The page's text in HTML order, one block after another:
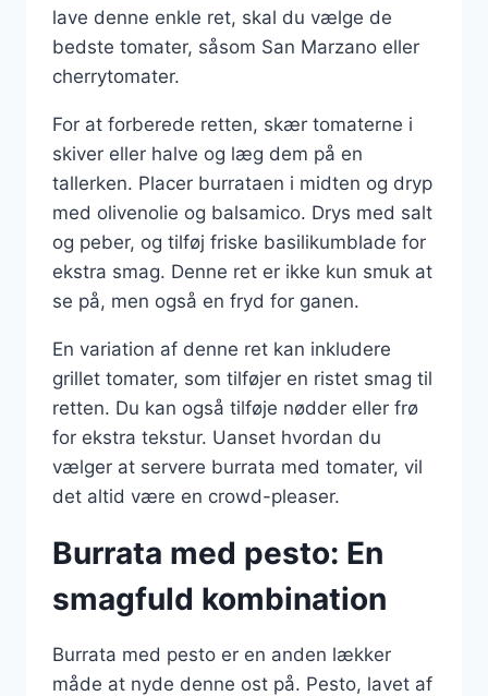
lave denne enkle ret, skal du vælge de
bedste tomater, såsom San Marzano eller
cherrytomater.
For at forberede retten, skær tomaterne i
skiver eller halve og læg dem på en
tallerken. Placer burrataen i midten og dryp
med olivenolie og balsamico. Drys med salt
og peber, og tilføj friske basilikumblade for
ekstra smag. Denne ret er ikke kun smuk at
se på, men også en fryd for ganen.
En variation af denne ret kan inkludere
grillet tomater, som tilføjer en ristet smag til
retten. Du kan også tilføje nødder eller frø
for ekstra tekstur. Uanset hvordan du
vælger at servere burrata med tomater, vil
det altid være en crowd-pleaser.
Burrata med pesto: En
smagfuld kombination
Burrata med pesto er en anden lækker
måde at nyde denne ost på. Pesto, lavet af